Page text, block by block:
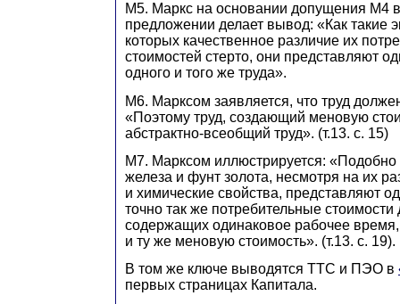
М5. Маркс на основании допущения М4
предложении делает вывод: «Как такие
которых качественное различие их
стоимостей стерто, они представляют
одного и того же труда».
М6. Марксом заявляется, что труд
«Поэтому труд, создающий меновую
абстрактно-всеобщий труд». (т.13. с. 15)
М7. Марксом иллюстрируется: «Подобно
железа и фунт золота, несмотря на их
и химические свойства, представляют
точно так же потребительные стоимости
содержащих одинаковое рабочее
и ту же меновую стоимость». (т.13. с. 19).
В том же ключе выводятся ТТС и ПЭО в
первых страницах Капитала.